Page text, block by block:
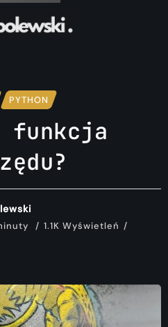
PYTHON
1.1K Wyświetleń